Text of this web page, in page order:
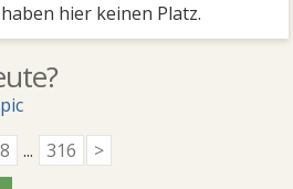
hier keinen Platz.
... 316 >